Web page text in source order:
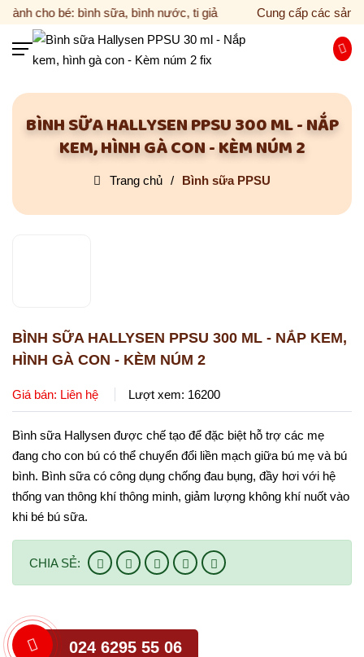
cho bé: bình sữa, bình nước, ti giả Cung cấp các sản
Hotline 024 6295 55 06
Bình tập uống
Ti ngậm
Núm bình sữa
Bàn chải
Bấm móng tay
TIN TỨC
Mẹo chăm sóc cho bé yêu
Tin tức Hallysen
Chính sách mua hàng
Chính sách đổi trả
BÌNH SỮA HALLYSEN PPSU 300 ML - NẮP
KEM, HÌNH GÀ CON - KÈM NÚM 2
Trang chủ Bình sữa PPSU
BÌNH SỮA HALLYSEN PPSU 300 ML - NẮP KEM,
HÌNH GÀ CON - KÈM NÚM 2
Giá bán: Liên hệ Lượt xem: 16200
Bình sữa Hallysen được chế tạo để đặc biệt hỗ trợ các mẹ
đang cho con bú có thể chuyển đổi liền mạch giữa bú mẹ và bú
bình. Bình sữa có công dụng chống đau bụng, đầy hơi với hệ
thống van thông khí thông minh, giảm lượng không khí nuốt vào
khi bé bú sữa.
CHIA SẺ:
024 6295 55 06